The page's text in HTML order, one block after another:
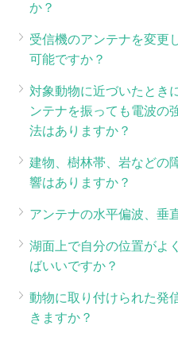
か？
受信機のアンテナを変更
可能ですか？
対象動物に近づいたとき
ンテナを振っても電波の
法はありますか？
建物、樹林帯、岩などの
響はありますか？
アンテナの水平偏波、垂
湖面上で自分の位置がよ
ばいいですか？
動物に取り付けられた発
きますか？